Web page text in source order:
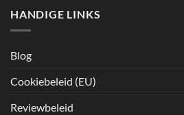
HANDIGE LINKS
Blog
Cookiebeleid (EU)
Reviewbeleid